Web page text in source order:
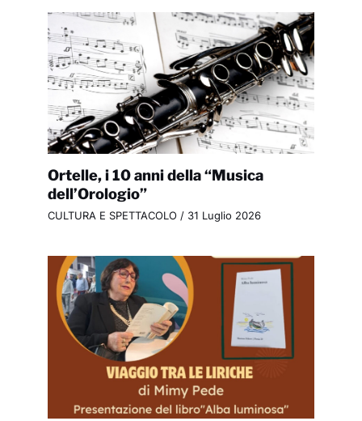
Ortelle, i 10 anni della “Musica
dell’Orologio”
CULTURA E SPETTACOLO / 31 Luglio 2026